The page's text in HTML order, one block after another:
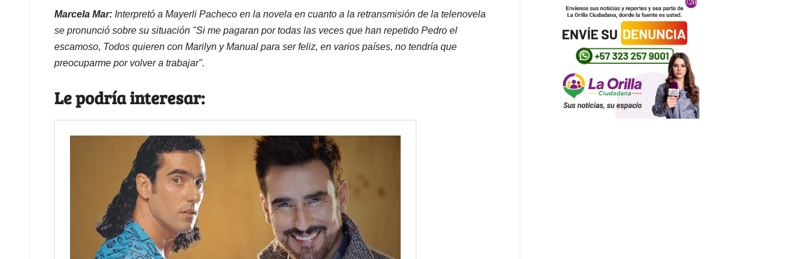
Marcela Mar: Interpretó a Mayerli Pacheco en la novela en cuanto a la retransmisión de la telenovela
se pronunció sobre su situación "Si me pagaran por todas las veces que han repetido Pedro el
escamoso, Todos quieren con Marilyn y Manual para ser feliz, en varios países, no tendría que
preocuparme por volver a trabajar".
Le podría interesar: